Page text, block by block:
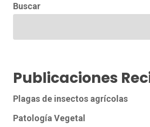
Buscar
Publicaciones
Plagas de insectos agrícolas
Patología Vegetal